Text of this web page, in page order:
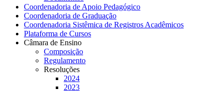
Coordenadoria de Apoio Pedagógico
Coordenadoria de Graduação
Coordenadoria Sistêmica de Registros Acadêmicos
Plataforma de Cursos
Câmara de Ensino
Composição
Regulamento
Resoluções
2024
2023